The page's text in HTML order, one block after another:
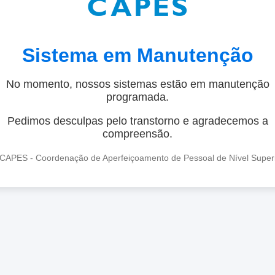
Sistema em Manutenção
No momento, nossos sistemas estão em manutenção
programada.
Pedimos desculpas pelo transtorno e agradecemos a
compreensão.
- Coordenação de Aperfeiçoamento de Pessoal de Nível